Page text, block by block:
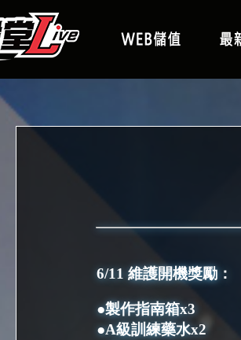
6/11 維護開機獎勵：
●製作指南箱x3
●A級訓練藥水x2